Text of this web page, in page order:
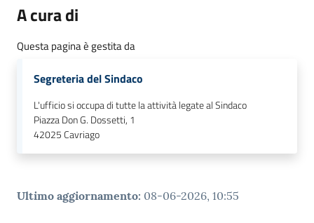
A cura di
Questa pagina è gestita da
Segreteria del Sindaco
L'ufficio si occupa di tutte la attività legate al Sindaco
Piazza Don G. Dossetti, 1
42025Cavriago
Ultimo aggiornamento: 08-06-2026, 10:55